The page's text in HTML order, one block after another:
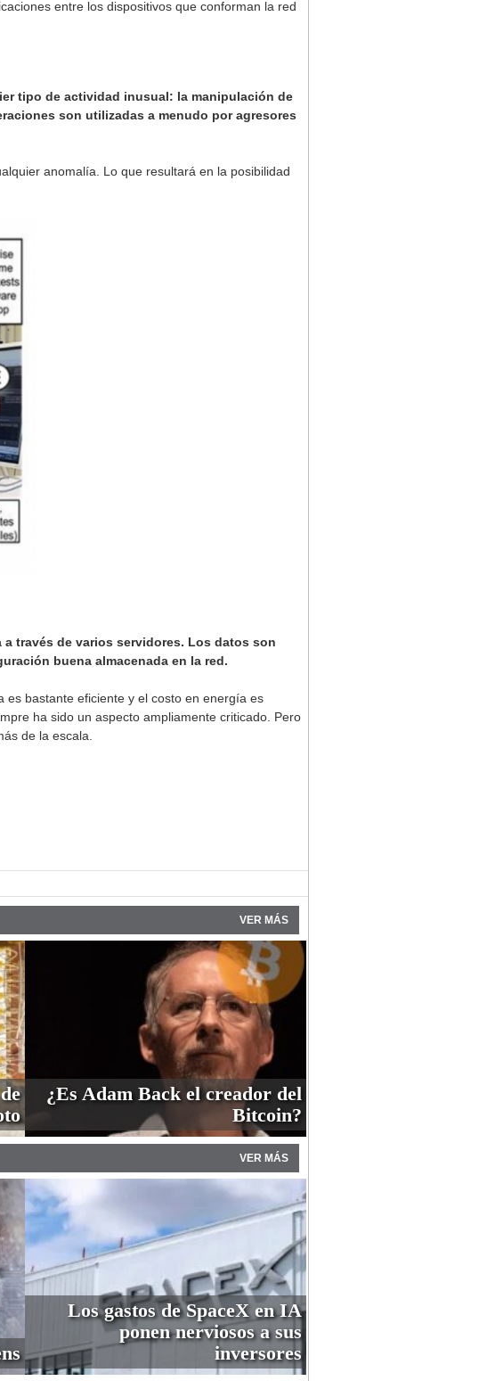
entre los dispositivos que conforman la red
tipo de actividad inusual: la manipulación de
son utilizadas a menudo por agresores
anomalía. Lo que resultará en la posibilidad
través de varios servidores. Los datos son
buena almacenada en la red.
es bastante eficiente y el costo en energía es
ha sido un aspecto ampliamente criticado. Pero
de la escala.
VER MÁS
¿Es Adam Back el creador del
Bitcoin?
VER MÁS
Los gastos de SpaceX en IA
ponen nerviosos a sus
inversores